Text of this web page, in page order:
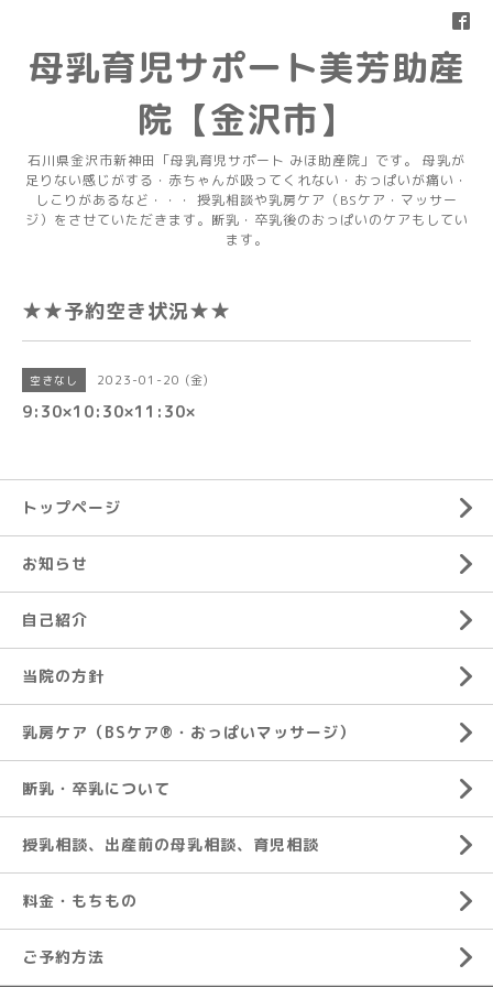
母乳育児サポート美芳助産
院【金沢市】
石川県金沢市新神田「母乳育児サポート みほ助産院」です。 母乳が
足りない感じがする・赤ちゃんが吸ってくれない・おっぱいが痛い・
しこりがあるなど・・・ 授乳相談や乳房ケア（BSケア・マッサー
ジ）をさせていただきます。断乳・卒乳後のおっぱいのケアもしてい
ます。
★★予約空き状況★★
空きなし 2023-01-20 (金)
9:30×10:30×11:30×
トップページ
お知らせ
自己紹介
当院の方針
乳房ケア（BSケア®︎・おっぱいマッサージ）
断乳・卒乳について
授乳相談、出産前の母乳相談、育児相談
料金・もちもの
ご予約方法